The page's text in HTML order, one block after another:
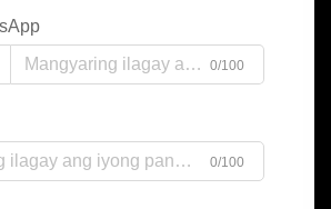
0/100
0/100